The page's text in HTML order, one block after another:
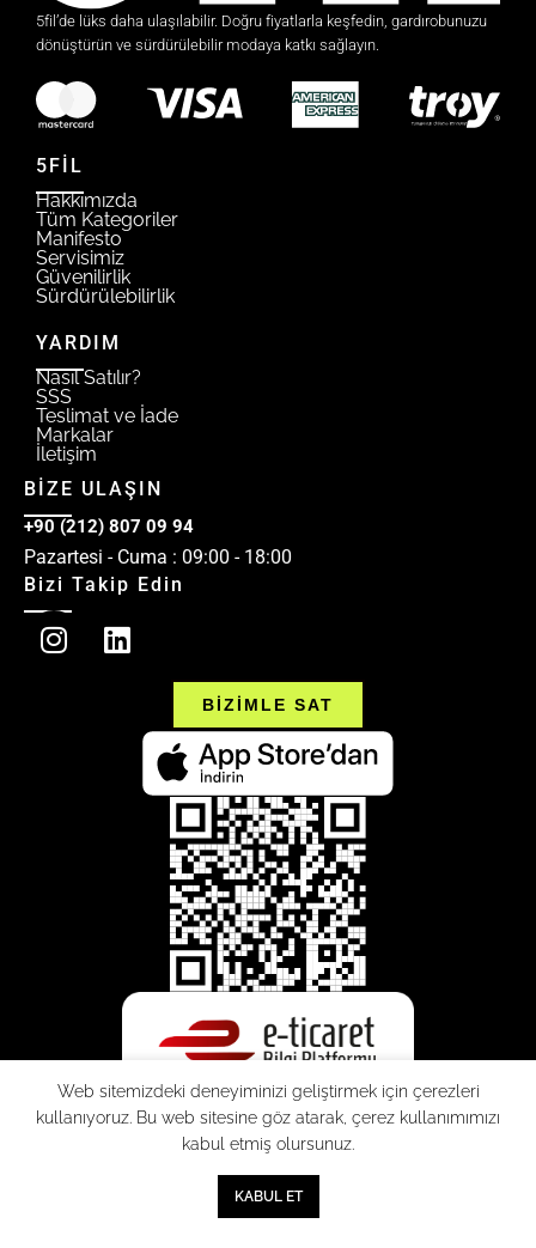
5fil’de lüks daha ulaşılabilir. Doğru fiyatlarla keşfedin, gardırobunuzu
dönüştürün ve sürdürülebilir modaya katkı sağlayın.
5FİL
Hakkımızda
Tüm Kategoriler
Manifesto
Servisimiz
Güvenilirlik
Sürdürülebilirlik
YARDIM
Nasıl Satılır?
SSS
Teslimat ve İade
Markalar
İletişim
BİZE ULAŞIN
+90 (212) 807 09 94
Pazartesi - Cuma : 09:00 - 18:00
Bizi Takip Edin
BİZİMLE SAT
Web sitemizdeki deneyiminizi geliştirmek için çerezleri
kullanıyoruz. Bu web sitesine göz atarak, çerez kullanımımızı
kabul etmiş olursunuz.
KABUL ET
Sepet